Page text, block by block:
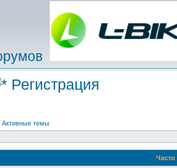
Регистрация
Активные темы